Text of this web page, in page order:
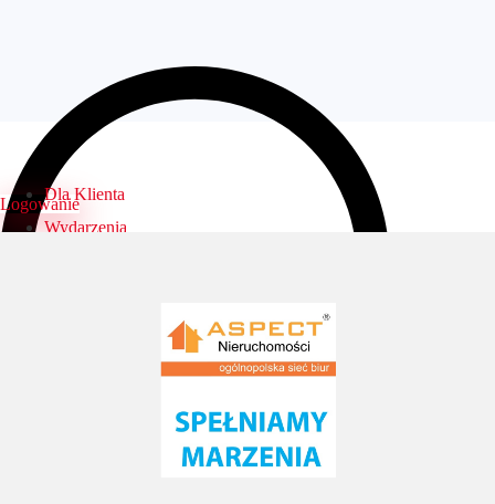
Logowanie
Dla Klienta
Wydarzenia